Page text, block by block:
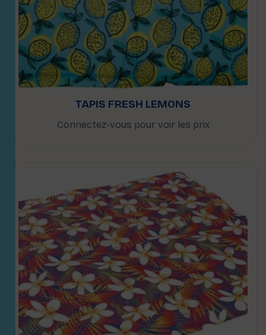
TAPIS FRESH LEMONS
Connectez-vous pour voir les prix